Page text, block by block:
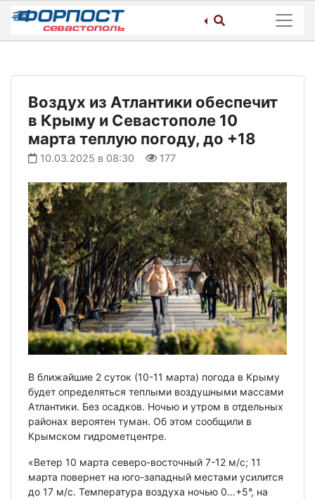
Skip
content
Воздух из Атлантики обеспечит
в Крыму и Севастополе 10
марта теплую погоду, до +18
10.03.2025 в 08:30 177
В ближайшие 2 суток (10-11 марта) погода в Крыму
будет определяться теплыми воздушными массами
Атлантики. Без осадков. Ночью и утром в отдельных
районах вероятен туман. Об этом сообщили в
Крымском гидрометцентре.
«Ветер 10 марта северо-восточный 7-12 м/с; 11
марта повернет на юго-западный местами усилится
до 17 м/с. Температура воздуха ночью 0…+5°, на